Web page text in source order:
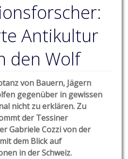
Antikultur
den Wolf
von Bauern, Jägern
gegenüber in gewissen
nicht zu erklären. Zu
der Tessiner
Gabriele Cozzi von der
dem Blick auf
in der Schweiz.